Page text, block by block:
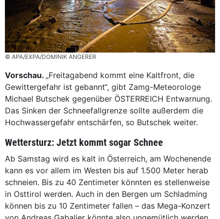
© APA/EXPA/DOMINIK ANGERER
Vorschau. „Freitagabend kommt eine Kaltfront, die
Gewittergefahr ist gebannt“, gibt Zamg-Meteorologe
Michael Butschek gegenüber ÖSTERREICH Entwarnung.
Das Sinken der Schneefallgrenze sollte außerdem die
Hochwassergefahr entschärfen, so Butschek weiter.
Wettersturz: Jetzt kommt sogar Schnee
Ab Samstag wird es kalt in Österreich, am Wochenende
kann es vor allem im Westen bis auf 1.500 Meter herab
schneien. Bis zu 40 Zentimeter könnten es stellenweise
in Osttirol werden. Auch in den Bergen um Schladming
können bis zu 10 Zentimeter fallen – das Mega-Konzert